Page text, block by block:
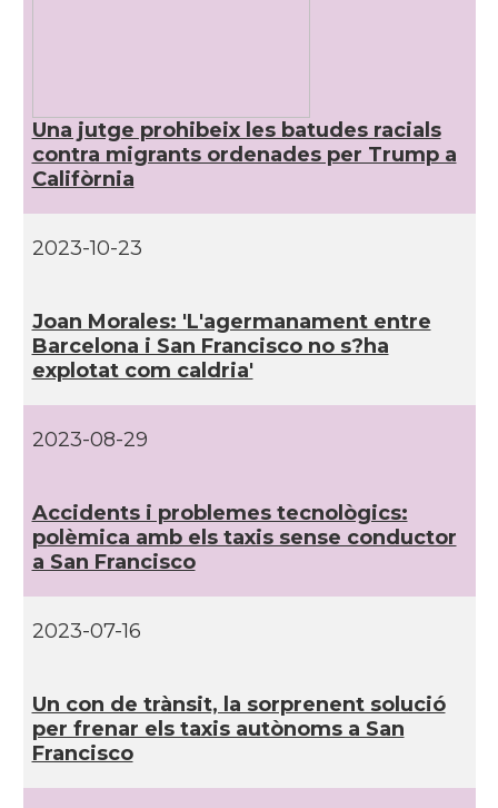
CAMON CATALANS A NEW YORK
CAMON Catalans a OKLAHOMA
CAMON
Catalans a Philadelphia,
Pennsylvania, USA
CAMON
CAMON
CAMON
CAMON Catalans a SAINT LOUIS
CAMON
Una jutge prohibeix les batudes racials
contra migrants ordenades per Trump a
Califòrnia
2023-10-23
Joan Morales: 'L'agermanament entre
Barcelona i San Francisco no s?ha
explotat com caldria'
2023-08-29
Accidents i problemes tecnològics:
polèmica amb els taxis sense conductor
a San Francisco
2023-07-16
Un con de trànsit, la sorprenent solució
per frenar els taxis autònoms a San
Francisco